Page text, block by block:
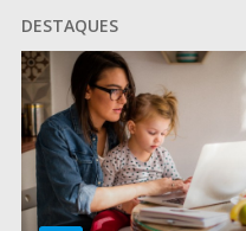
DESTAQUES